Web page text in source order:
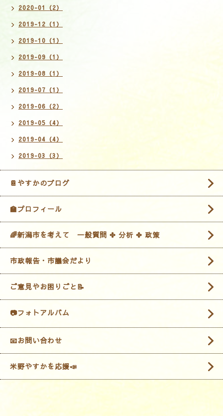
2020-01（2）
2019-12（1）
2019-10（1）
2019-09（1）
2019-08（1）
2019-07（1）
2019-06（2）
2019-05（4）
2019-04（4）
2019-03（3）
📔やすかのブログ
🏫プロフィール
🌈新潟市を考えて 一般質問 ✤ 分析 ✤ 政策
市政報告・市議会だより
ご意見やお困りごと📝
📷フォトアルバム
📧お問い合わせ
米野やすかを応援📣